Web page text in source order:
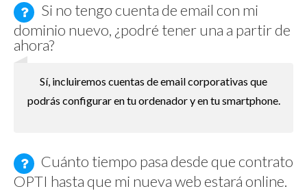
Si no tengo cuenta de email con mi
dominio nuevo, ¿podré tener una a partir de
ahora?
Sí, incluiremos cuentas de email corporativas que
podrás configurar en tu ordenador y en tu smartphone.
Cuánto tiempo pasa desde que contrato
OPTI hasta que mi nueva web estará online.